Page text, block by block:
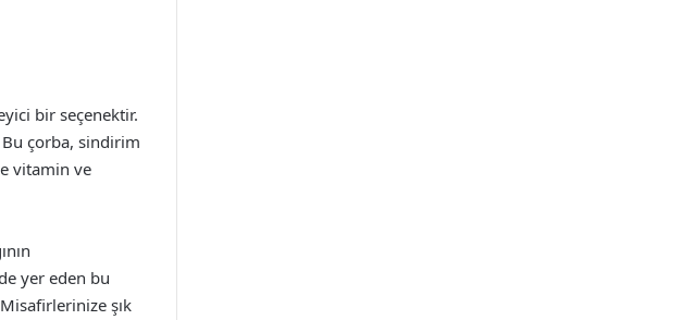
bir seçenektir.
çorba, sindirim
vitamin ve
yer eden bu
şık